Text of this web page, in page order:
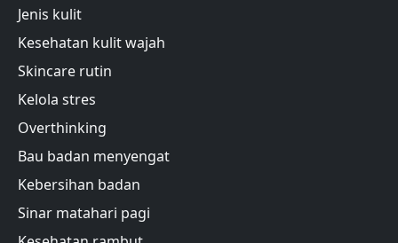
Jenis kulit
Kesehatan kulit wajah
Skincare rutin
Kelola stres
Overthinking
Bau badan menyengat
Kebersihan badan
Sinar matahari pagi